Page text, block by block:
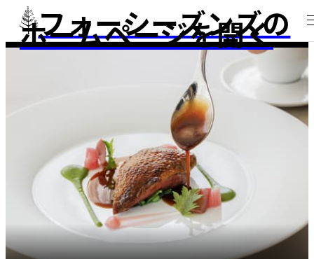
フォーシーズンズの
ホームページを開く